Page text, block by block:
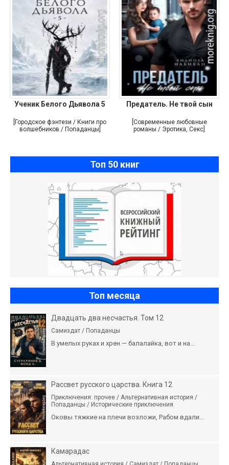
Ученик Белого Дьявола 5
[Городское фэнтези / Книги про
волшебников / Попаданцы]
Предатель. Не твой сын
[Современные любовные
романы / Эротика, Секс]
Топ 50 книг
Топ месяца
Двадцать два несчастья. Том 12
Самиздат / Попаданцы
В умелых руках и хрен — балалайка, вот и на...
Рассвет русского царства. Книга 12
Приключения: прочее / Альтернативная история /
Попаданцы / Исторические приключения
Оковы тяжкие на плечи возложи, Рабом вдали...
Камарадас